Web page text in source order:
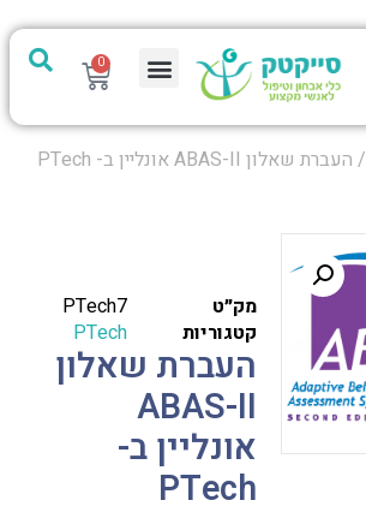
0
/ העברת שאלון ABAS-II אונליין ב- PTech
מק״ט
PTech7
קטגוריות
PTech
העברת שאלון
ABAS-II
אונליין ב-
PTech